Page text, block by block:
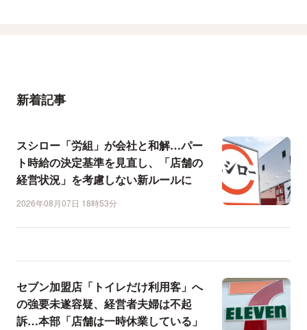
新着記事
スシロー「労組」が会社と和解…パー
ト時給の決定基準を見直し、「店舗の
経営状況」を考慮しない新ルールに
2026年08月07日 18時53分
セブン加盟店「トイレだけ利用客」へ
の強要未遂容疑、経営者夫婦は不起
訴…本部「店舗は一時休業している」